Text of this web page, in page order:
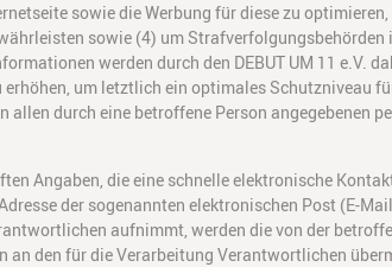
sowie die Werbung für diese zu
sowie (4) um
werden durch den DEBUT UM 11 e.V.
um letztlich ein optimales Schutzniveau
durch eine betroffene Person angegebenen
Angaben, die eine schnelle elektronische
der sogenannten elektronischen Post (E-
aufnimmt, werden die von der
den für die Verarbeitung Verantwortlichen